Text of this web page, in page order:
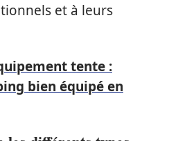
et à leurs
tente :
bien équipé en